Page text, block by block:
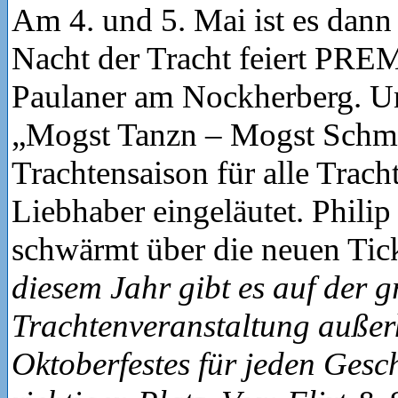
Am 4. und 5. Mai ist es
Nacht der Tracht feiert
Paulaner am Nockherberg.
„Mogst Tanzn – Mogst
Trachtensaison für alle
Liebhaber eingeläutet.
schwärmt über die neuen
diesem Jahr gibt es auf der
Trachtenveranstaltung
Oktoberfestes für jeden